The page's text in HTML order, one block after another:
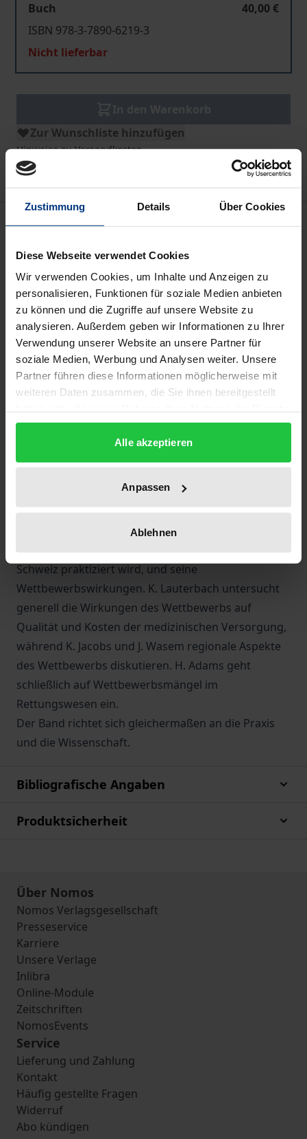
Zustimmung Details Über Cookies
Diese Webseite verwendet Cookies
Wir verwenden Cookies, um Inhalte und Anzeigen zu
personalisieren, Funktionen für soziale Medien anbieten
zu können und die Zugriffe auf unsere Website zu
analysieren. Außerdem geben wir Informationen zu Ihrer
Verwendung unserer Website an unsere Partner für
soziale Medien, Werbung und Analysen weiter. Unsere
Partner führen diese Informationen möglicherweise mit
weiteren Daten zusammen, die Sie ihnen bereitgestellt
gesammelt haben.
Alle akzeptieren
Anpassen
Ablehnen
Buch
40,00 €
ISBN 978-3-7890-6219-3
Nicht lieferbar
Zur Wunschliste hinzufügen
Hinweise zu Versandkosten
»Wettbewerb in der Gesetzlichen
Krankenversicherung« ist einer der »Dauerbrenner«
in der gesundheitspolitischen Diskussion der letzten
Jahre. Während mit Einführung der Wahlfreiheit
durch das Gesundheitsstrukturgesetz von 1992 die
Frage des »Ob« in den Hintergrund getreten ist,
bleibt die Frage nach dem »Wie« nach wie vor
aktuell. Auf der Jahrestagung des Ausschusses für
Sein Für und Wider steht im Mittelpunkt der
Beiträge von D. Cassel/J. Janßen und P. Oberender. St.
Felder erläutert den Risikoausgleich, wie er in der
Schweiz praktiziert wird, und seine
Wettbewerbswirkungen. K. Lauterbach untersucht
generell die Wirkungen des Wettbewerbs auf
Qualität und Kosten der medizinischen Versorgung,
während K. Jacobs und J. Wasem regionale Aspekte
des Wettbewerbs diskutieren. H. Adams geht
schließlich auf Wettbewerbsmängel im
Rettungswesen ein.
Der Band richtet sich gleichermaßen an die Praxis
und die Wissenschaft.
Bibliografische Angaben
Produktsicherheit
Über Nomos
Nomos Verlagsgesellschaft
Presseservice
Karriere
Unsere Verlage
Inlibra
Online-Module
Zeitschriften
NomosEvents
Service
Lieferung und Zahlung
Kontakt
Häufig gestellte Fragen
Widerruf
Abo kündigen